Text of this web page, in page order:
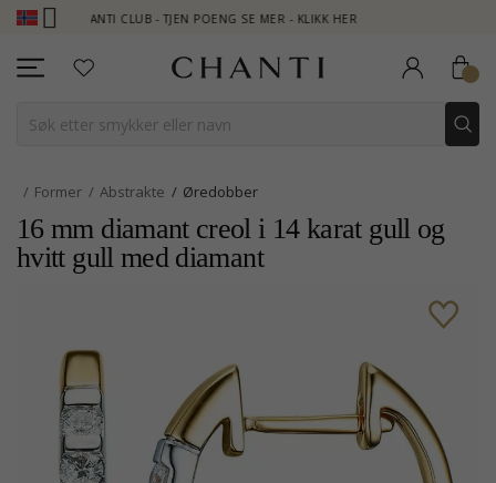
CHANTI CLUB - TJEN POENG SE MER - KLIKK HER
Former Abstrakte Øredobber
16 mm diamant creol i 14 karat gull og
hvitt gull med diamant